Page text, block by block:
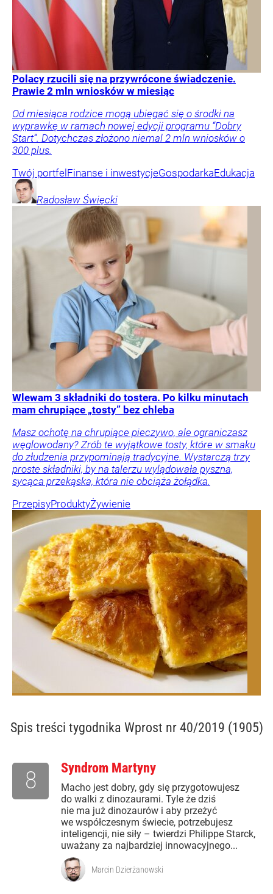
Polacy rzucili się na przywrócone świadczenie.
Prawie 2 mln wniosków w miesiąc
Od miesiąca rodzice mogą ubiegać się o środki na
wyprawkę w ramach nowej edycji programu “Dobry
Start”. Dotychczas złożono niemal 2 mln wniosków o
300 plus.
Twój portfelFinanse i inwestycjeGospodarkaEdukacja
Radosław Święcki
Wlewam 3 składniki do tostera. Po kilku minutach
mam chrupiące „tosty” bez chleba
Masz ochotę na chrupiące pieczywo, ale ograniczasz
węglowodany? Zrób te wyjątkowe tosty, które w smaku
do złudzenia przypominają tradycyjne. Wystarczą trzy
proste składniki, by na talerzu wylądowała pyszna,
sycąca przekąska, która nie obciąża żołądka.
PrzepisyProduktyŻywienie
Spis treści tygodnika Wprost nr 40/2019 (1905)
Syndrom Martyny
Macho jest dobry, gdy się przygotowujesz
do walki z dinozaurami. Tyle że dziś
nie ma już dinozaurów i aby przeżyć
we współczesnym świecie, potrzebujesz
inteligencji, nie siły – twierdzi Philippe Starck,
uważany za najbardziej innowacyjnego...
8
Marcin Dzierżanowski